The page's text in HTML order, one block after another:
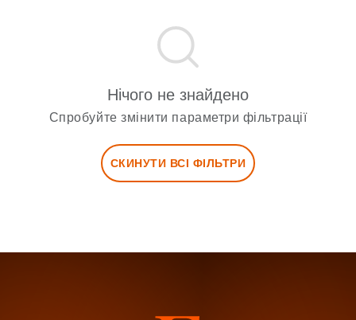
Нічого не знайдено
Спробуйте змінити параметри фільтрації
СКИНУТИ ВСІ ФІЛЬТРИ